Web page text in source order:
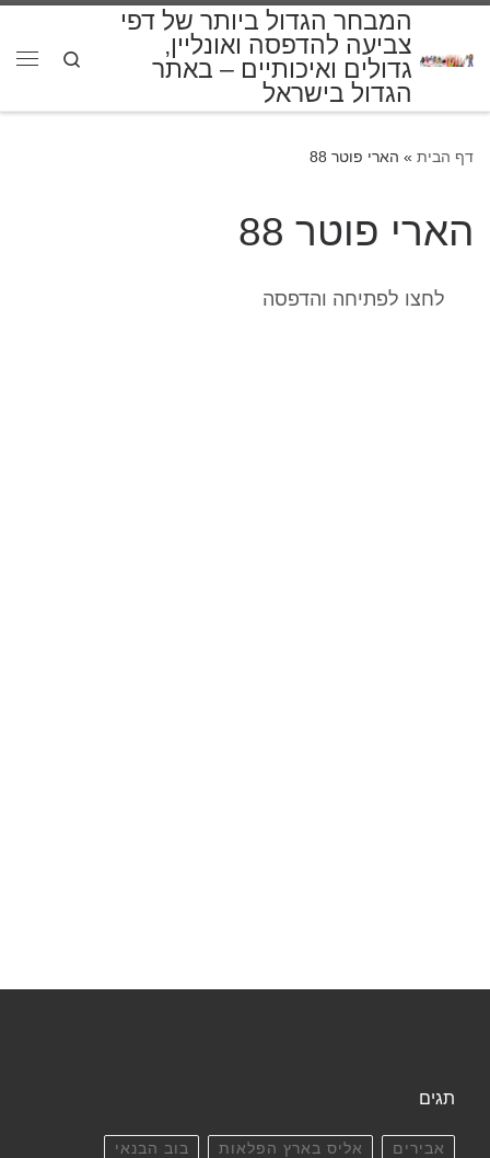
המבחר הגדול ביותר של דפי
צביעה להדפסה ואונליין,
גדולים ואיכותיים – באתר
הגדול בישראל
Search
דף הבית » הארי פוטר 88
הארי פוטר 88
לחצו לפתיחה והדפסה
תגים
אבירים אליס בארץ הפלאות בוב הבנאי